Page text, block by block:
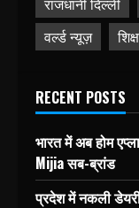
राजधानी दिल्ली
वर्ल्ड न्यूज़
RECENT POSTS
भारत में अब होम
Mijia सब-ब्रांड
प्रदेश में नकली